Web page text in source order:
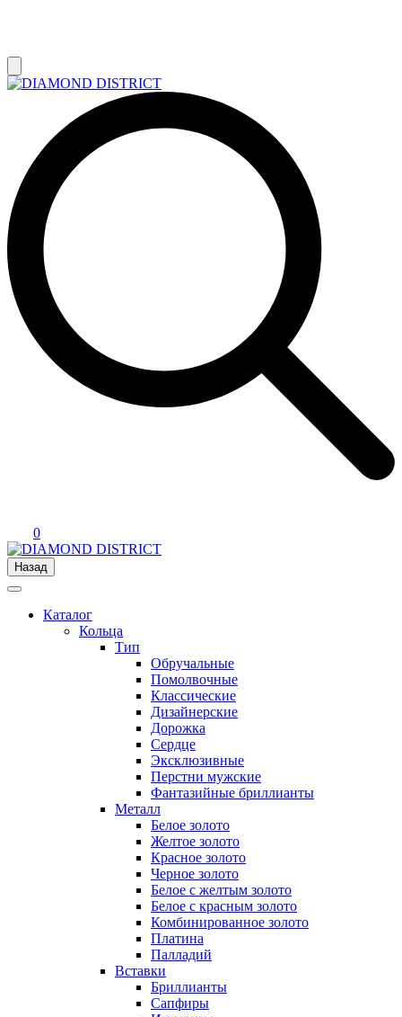
0
Назад
Каталог
Кольца
Тип
Обручальные
Помолвочные
Классические
Дизайнерские
Дорожка
Сердце
Эксклюзивные
Перстни мужские
Фантазийные бриллианты
Металл
Белое золото
Желтое золото
Красное золото
Черное золото
Белое с желтым золото
Белое с красным золото
Комбинированное золото
Платина
Палладий
Вставки
Бриллианты
Сапфиры